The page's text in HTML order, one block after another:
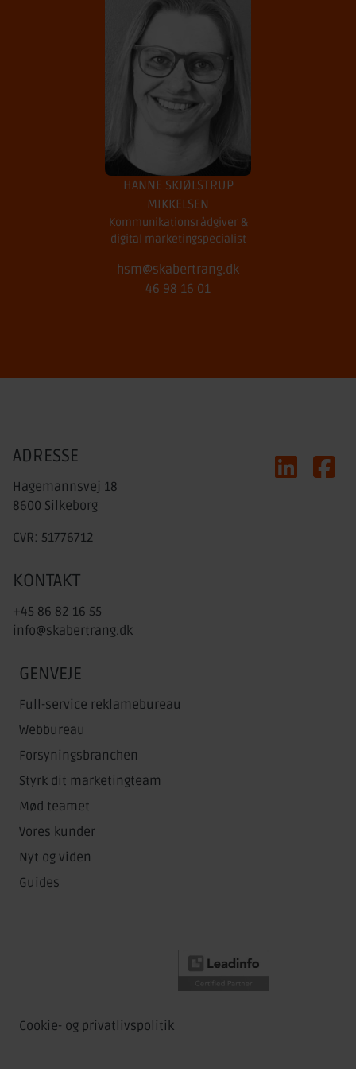
HANNE SKJØLSTRUP
MIKKELSEN
Kommunikations­rådgiver &
digital marketing­specialist
hsm@skabertrang.dk
46 98 16 01
ADRESSE
Hagemannsvej 18
8600 Silkeborg
CVR: 51776712
LinkedIn
KONTAKT
+45 86 82 16 55
info@skabertrang.dk
GENVEJE
Full-service reklamebureau
Webbureau
Forsyningsbranchen
Styrk dit marketingteam
Mød teamet
Vores kunder
Nyt og viden
Guides
Cookie- og privatlivspolitik